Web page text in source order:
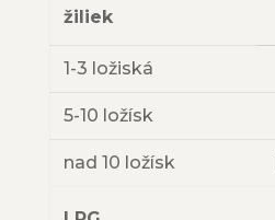
žiliek
1-3 ložiská
5-10 ložísk
nad 10 ložísk